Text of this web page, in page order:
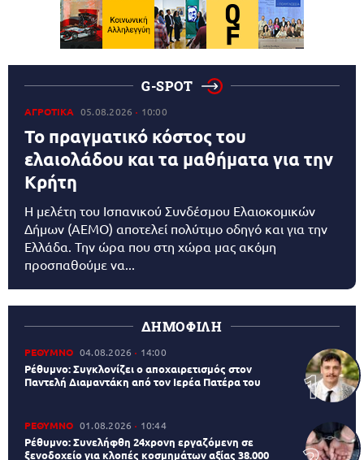
G-SPOT
ΑΓΡΟΤΙΚΑ 05.08.2026 10:00
Το πραγματικό κόστος του
ελαιολάδου και τα μαθήματα για την
Κρήτη
Η μελέτη του Ισπανικού Συνδέσμου Ελαιοκομικών
Δήμων (AEMO) αποτελεί πολύτιμο οδηγό και για την
Ελλάδα. Την ώρα που στη χώρα μας ακόμη
προσπαθούμε να...
ΔΗΜΟΦΙΛΗ
ΡΕΘΥΜΝΟ 04.08.2026 14:00
Ρέθυμνο: Συγκλονίζει ο αποχαιρετισμός στον
Παντελή Διαμαντάκη από τον Ιερέα Πατέρα του
ΡΕΘΥΜΝΟ 01.08.2026 10:44
Ρέθυμνο: Συνελήφθη 24χρονη εργαζόμενη σε
ξενοδοχείο για κλοπές κοσμημάτων αξίας 38.000